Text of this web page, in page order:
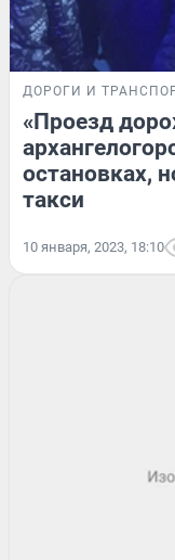
ДОРОГИ И
«Проезд
остановках,
такси
10 января, 2023, 18:10